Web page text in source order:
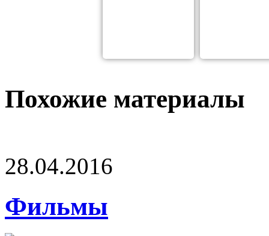
Похожие материалы
28.04.2016
Фильмы